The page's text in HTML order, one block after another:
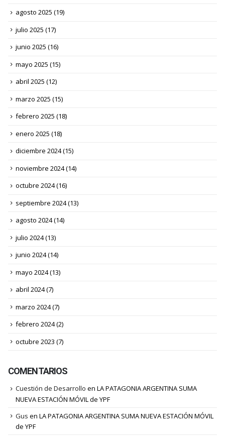
agosto 2025 (19)
julio 2025 (17)
junio 2025 (16)
mayo 2025 (15)
abril 2025 (12)
marzo 2025 (15)
febrero 2025 (18)
enero 2025 (18)
diciembre 2024(15)
noviembre 2024(14)
octubre 2024(16)
septiembre 2024(13)
agosto 2024(14)
julio 2024(13)
junio 2024(14)
mayo 2024(13)
abril 2024(7)
marzo 2024(7)
febrero 2024(2)
octubre 2023 (7)
COMENTARIOS
Cuestión de Desarrollo en LA PATAGONIA ARGENTINA SUMA
NUEVA ESTACIÓN MÓVIL de YPF
Gus en LA PATAGONIA ARGENTINA SUMA NUEVA ESTACIÓN MÓVIL
de YPF